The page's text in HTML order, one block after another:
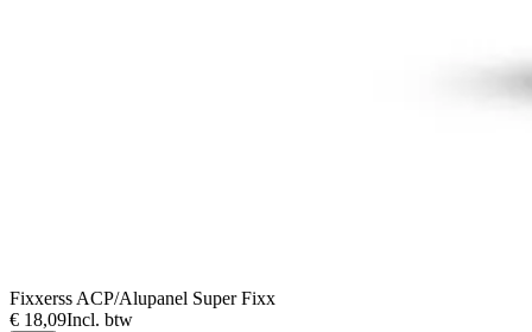
Fixxerss ACP/Alupanel Super Fixx
€ 18,09Incl. btw